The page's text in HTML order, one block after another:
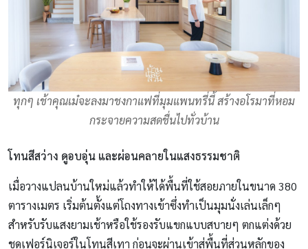
ทุกๆ เช้าคุณเม๋จะลงมาชงกาแฟที่มุมแพนทรี่นี้ สร้างอโรมาที่หอม
กระจายความสดชื่นไปทั่วบ้าน
โทนสีสว่าง ดูอบอุ่น และผ่อนคลายในแสงธรรมชาติ
เมื่อวางแปลนบ้านใหม่แล้วทำให้ได้พื้นที่ใช้สอยภายในขนาด 380
ตารางเมตร เริ่มต้นตั้งแต่โถงทางเข้าซึ่งทำเป็นมุมนั่งเล่นเล็กๆ
สำหรับรับแสงยามเช้าหรือใช้รองรับแขกแบบสบายๆ ตกแต่งด้วย
ชุดเฟอร์นิเจอร์ในโทนสีเทา ก่อนจะผ่านเข้าสู่พื้นที่ส่วนหลักของ